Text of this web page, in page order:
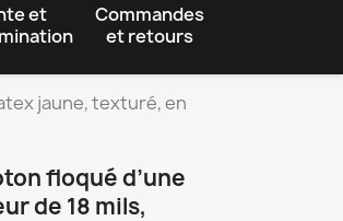
et
Commandes
et retours
jaune, texturé, en
floqué d’une
de 18 mils,